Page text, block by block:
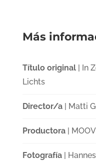
Más
Título original| In
Lichts
Director/a| Matti
Productora|
Fotografía|